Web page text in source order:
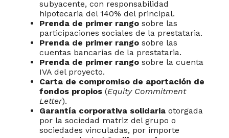
subyacente, con responsabilidad
hipotecaria del 140% del principal.
Prenda de primer rangosobre las
participaciones sociales de la prestataria.
Prenda de primer rangosobre las
cuentas bancarias de la prestataria.
Prenda de primer rangosobre la cuenta
IVA del proyecto.
Carta de compromiso de aportación de
fondos propios(Equity Commitment
Letter).
Garantía corporativa solidariaotorgada
por la sociedad matriz del grupo o
sociedades vinculadas, por importe